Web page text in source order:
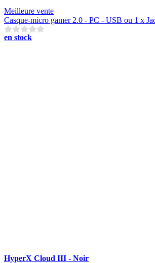
Meilleure vente
Casque-micro gamer 2.0 - PC - USB ou 1 x
en stock
HyperX Cloud III - Noir